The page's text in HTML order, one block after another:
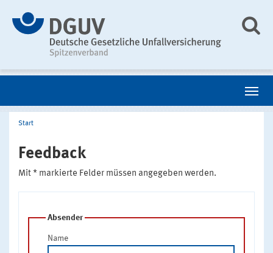
Start
Feedback
Mit * markierte Felder müssen angegeben werden.
Absender
Name